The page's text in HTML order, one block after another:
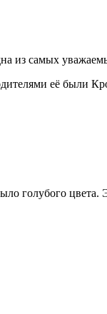
из самых
её были
голубого